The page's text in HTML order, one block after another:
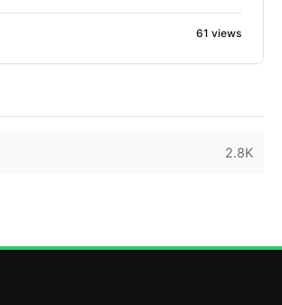
bagi masyarakat. Hal itu
GP Ansor Jawa Tengah di […]
61 views
2.8K